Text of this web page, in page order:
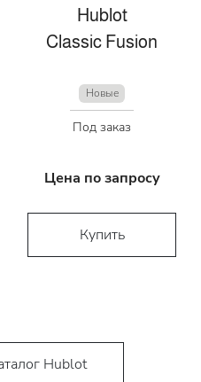
Hublot
Classic Fusion
Новые
Под заказ
Цена по запросу
Купить
Hublot